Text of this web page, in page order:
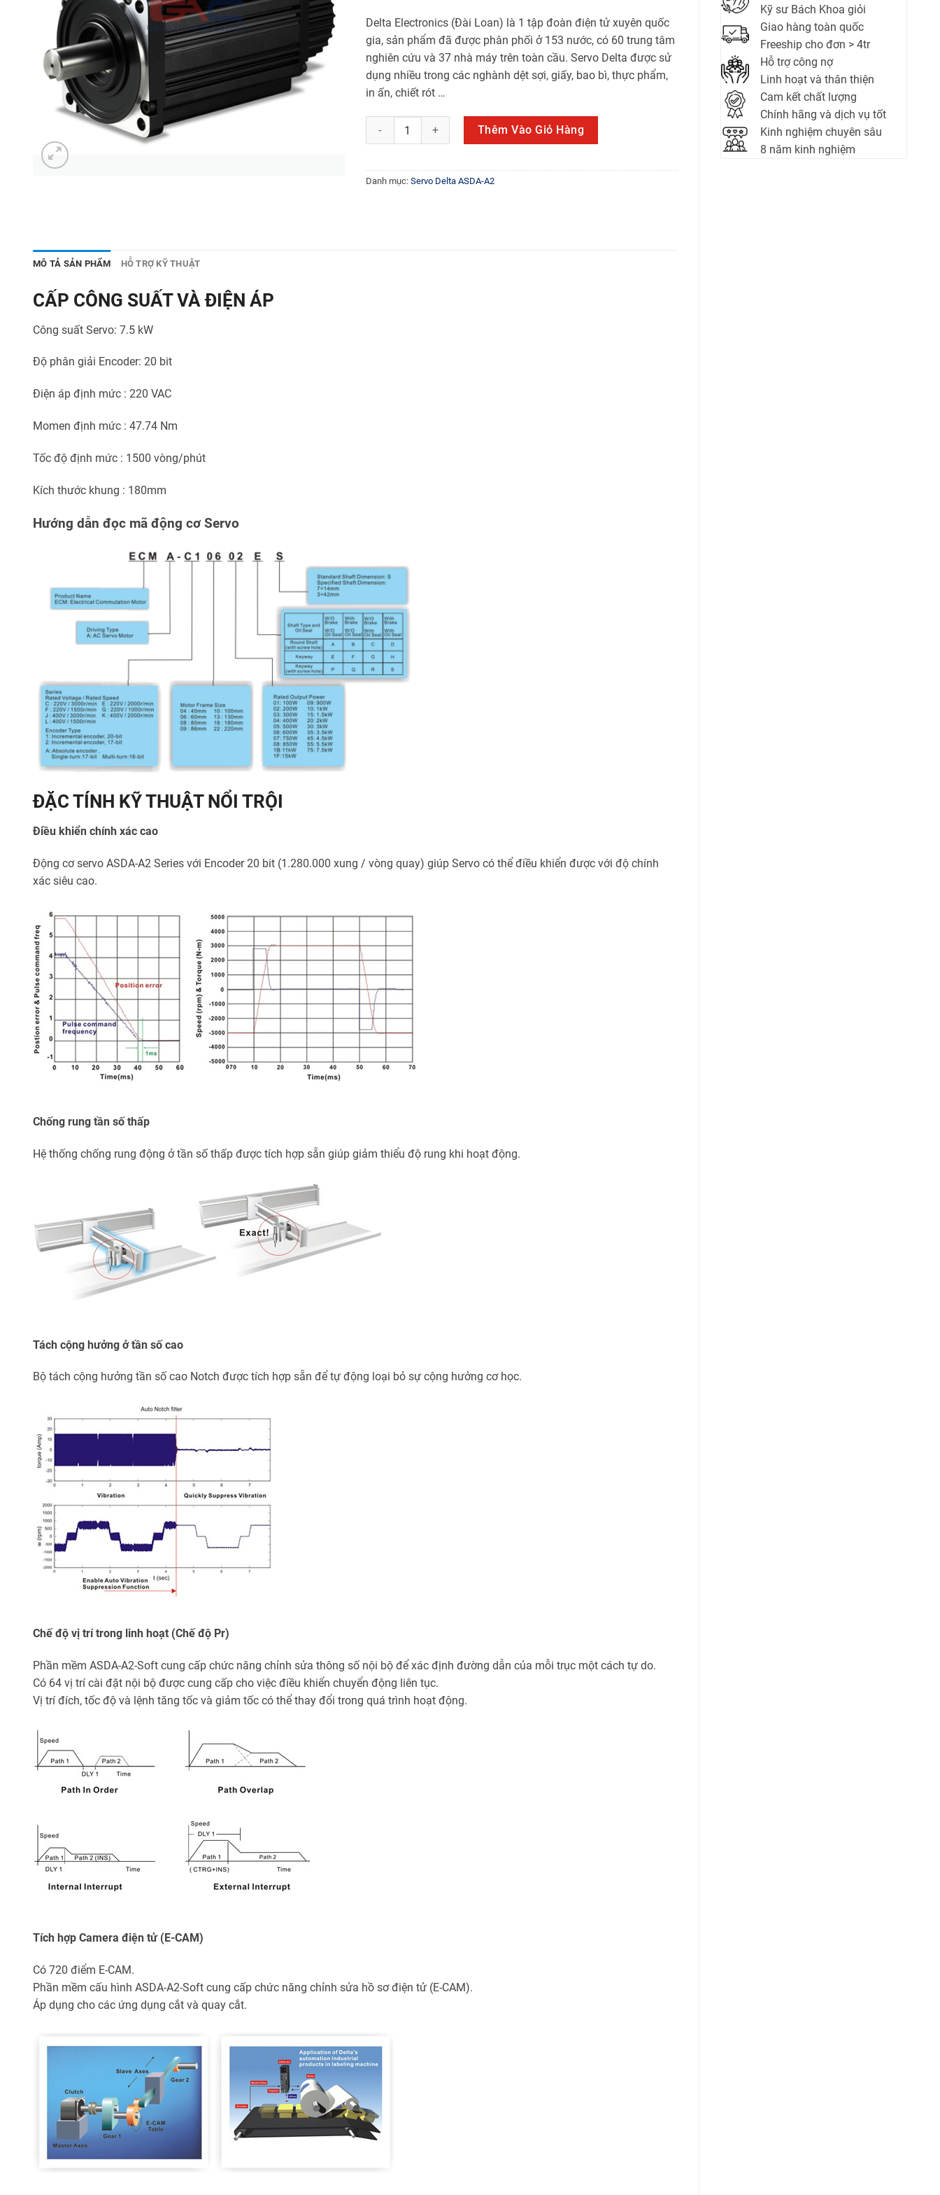
Kỹ sư Bách Khoa giỏi
Giao hàng toàn quốc
Freeship cho đơn > 4tr
Hỗ trợ công nợ
Linh hoạt và thân thiện
Cam kết chất lượng
Chính hãng và dịch vụ tốt
Kinh nghiệm chuyên sâu
8 năm kinh nghiệm
Delta Electronics (Đài Loan) là 1 tập đoàn điện tử xuyên quốc
gia, sản phẩm đã được phân phối ở 153 nước, có 60 trung tâm
nghiên cứu và 37 nhà máy trên toàn cầu. Servo Delta được sử
dụng nhiều trong các nghành dệt sợi, giấy, bao bì, thực phẩm,
in ấn, chiết rót …
ECMA-F11875R3 số lượngThêm Vào Giỏ Hàng
Danh mục: Servo Delta ASDA-A2
MÔ TẢ SẢN PHẨM HỖ TRỢ KỸ THUẬT
CẤP CÔNG SUẤT VÀ ĐIỆN ÁP
Công suất Servo: 7.5 kW
Độ phân giải Encoder: 20 bit
Điện áp định mức : 220 VAC
Momen định mức : 47.74 Nm
Tốc độ định mức : 1500 vòng/phút
Kích thước khung : 180mm
Hướng dẫn đọc mã động cơ Servo
ĐẶC TÍNH KỸ THUẬT NỔI TRỘI
Điều khiển chính xác cao
Động cơ servo ASDA-A2 Series với Encoder 20 bit (1.280.000 xung / vòng quay) giúp Servo có thể điều khiển được với độ chính
xác siêu cao.
Chống rung tần số thấp
Hệ thống chống rung động ở tần số thấp được tích hợp sẵn giúp giảm thiểu độ rung khi hoạt động.
Tách cộng hưởng ở tần số cao
Bộ tách cộng hưởng tần số cao Notch được tích hợp sẵn để tự động loại bỏ sự cộng hưởng cơ học.
Chế độ vị trí trong linh hoạt (Chế độ Pr)
Phần mềm ASDA-A2-Soft cung cấp chức năng chỉnh sửa thông số nội bộ để xác định đường dẫn của mỗi trục một cách tự do.
Có 64 vị trí cài đặt nội bộ được cung cấp cho việc điều khiển chuyển động liên tục.
Vị trí đích, tốc độ và lệnh tăng tốc và giảm tốc có thể thay đổi trong quá trình hoạt động.
Tích hợp Camera điện tử (E-CAM)
Có 720 điểm E-CAM.
Phần mềm cấu hình ASDA-A2-Soft cung cấp chức năng chỉnh sửa hồ sơ điện tử (E-CAM).
Áp dụng cho các ứng dụng cắt và quay cắt.